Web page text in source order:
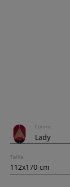
Coloris
Taille